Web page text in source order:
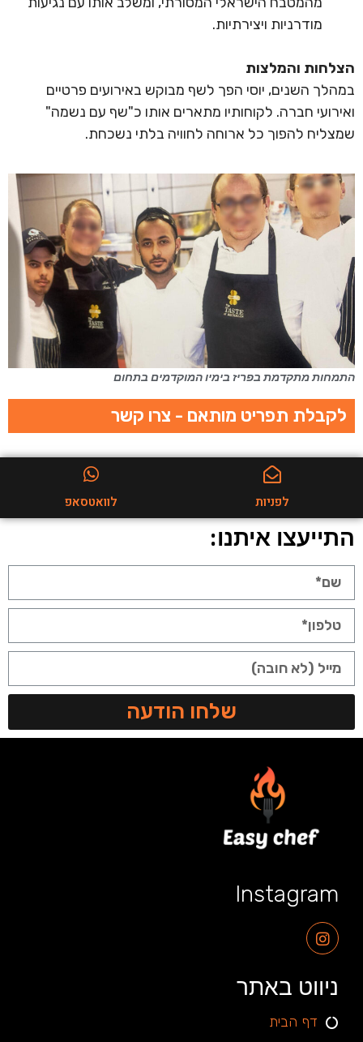
מודרניות ויצירתיות.
הצלחות והמלצות
במהלך השנים, יוסי הפך לשף מבוקש באירועים פרטיים
ואירועי חברה. לקוחותיו מתארים אותו כ"שף עם נשמה"
שמצליח להפוך כל ארוחה לחוויה בלתי נשכחת.
התמחות מתקדמת בפריז בימיו המוקדמים בתחום
לקבלת תפריט מותאם - צרו קשר
לפניות לוואטסאפ
התייעצו איתנו:
שלחו הודעה
Instagram
ניווט באתר
דף הבית